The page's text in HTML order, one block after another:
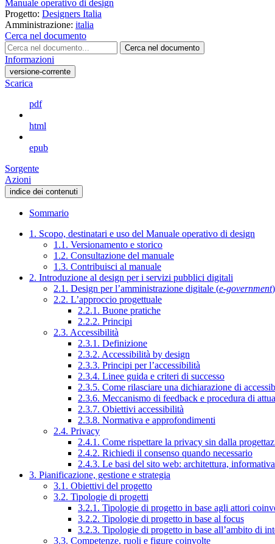
Manuale operativo di design
Progetto: Designers Italia
Amministrazione: italia
Cerca nel documento
Cerca nel documento
Informazioni
versione-corrente
Scarica
pdf
html
epub
Sorgente
Azioni
indice dei contenuti
Sommario
1. Scopo, destinatari e uso del Manuale operativo di design
1.1. Versionamento e storico
1.2. Consultazione del manuale
1.3. Contribuisci al manuale
2. Introduzione al design per i servizi pubblici digitali
2.1. Design per l’amministrazione digitale (e-government)
2.2. L’approccio progettuale
2.2.1. Buone pratiche
2.2.2. Principi
2.3. Accessibilità
2.3.1. Definizione
2.3.2. Accessibilità by design
2.3.3. Principi per l’accessibilità
2.3.4. Linee guida e criteri di successo
2.3.5. Come rilasciare una dichiarazione di
2.3.6. Meccanismo di feedback e procedura di
2.3.7. Obiettivi accessibilità
2.3.8. Normativa e approfondimenti
2.4. Privacy
2.4.1. Come rispettare la privacy sin dalla
2.4.2. Richiedi il consenso quando necessario
2.4.3. Le basi del sito web: architettura,
3. Pianificazione, gestione e strategia
3.1. Obiettivi del progetto
3.2. Tipologie di progetti
3.2.1. Tipologie di progetto in base agli attori
3.2.2. Tipologie di progetto in base al focus
3.2.3. Tipologie di progetto in base all’ambito di
3.3. Competenze, ruoli e figure coinvolte